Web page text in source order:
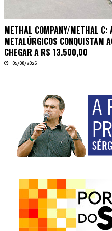
METHAL COMPANY/METHAL C:
METALÚRGICOS CONQUISTAM
CHEGAR A R$ 13.500,00
05/08/2026